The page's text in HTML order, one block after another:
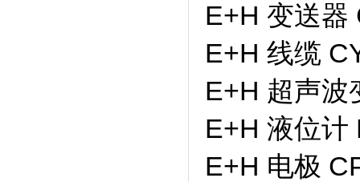
E+H 变送器
E+H 线缆
E+H 超声波
E+H 液位计
E+H 电极